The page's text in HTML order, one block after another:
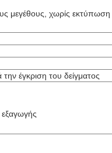
μεγέθους, χωρίς εκτύπωση
έγκριση του δείγματος
εξαγωγής